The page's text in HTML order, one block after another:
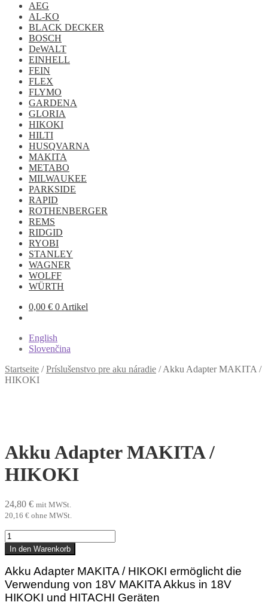
AEG
AL-KO
BLACK DECKER
BOSCH
DeWALT
EINHELL
FEIN
FLEX
FLYMO
GARDENA
GLORIA
HIKOKI
HILTI
HUSQVARNA
MAKITA
METABO
MILWAUKEE
PARKSIDE
RAPID
ROTHENBERGER
REMS
RIDGID
RYOBI
STANLEY
WAGNER
WOLFF
WÜRTH
0,00 € 0 Artikel
English
Slovenčina
Startseite /Príslušenstvo pre aku náradie /Akku Adapter MAKITA /
HIKOKI
Akku Adapter MAKITA /
HIKOKI
24,80 € mit MWSt.
20,16 € ohne MWSt.
Akku
Adapter
MAKITA
HIKOKI
Menge
In den Warenkorb
Akku Adapter MAKITA / HIKOKI ermöglicht die
Verwendung von 18V MAKITA Akkus in 18V
HIKOKI und HITACHI Geräten